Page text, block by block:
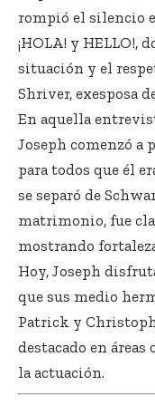
rompió el silencio
¡HOLA! y HELLO!,
situación y el
Shriver, exesposa
En aquella
Joseph comenzó a
para todos que él
se separó de
matrimonio, fue
mostrando
Hoy, Joseph
que sus medio
Patrick y
destacado en
la actuación.